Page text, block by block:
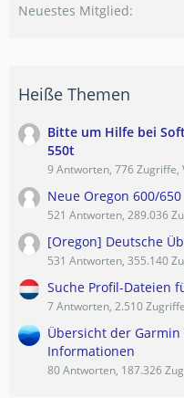
Neuestes Mitglied
Heiße Themen
Bitte um Hilfe bei
550t
9 Antworten, 776 Zugriffe,
Neue Oregon 600/650
521 Antworten, 289.036
[Oregon] Deutsche
531 Antworten, 355.140
Suche Profil-Dateien
7 Antworten, 2.510
Übersicht der Garmin
Informationen
80 Antworten, 187.326